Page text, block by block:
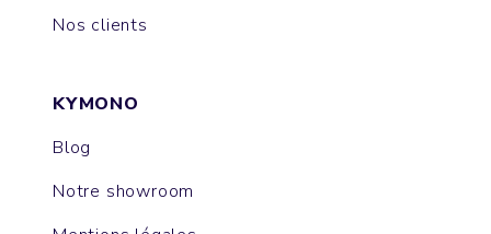
Nos clients
KYMONO
Blog
Notre showroom